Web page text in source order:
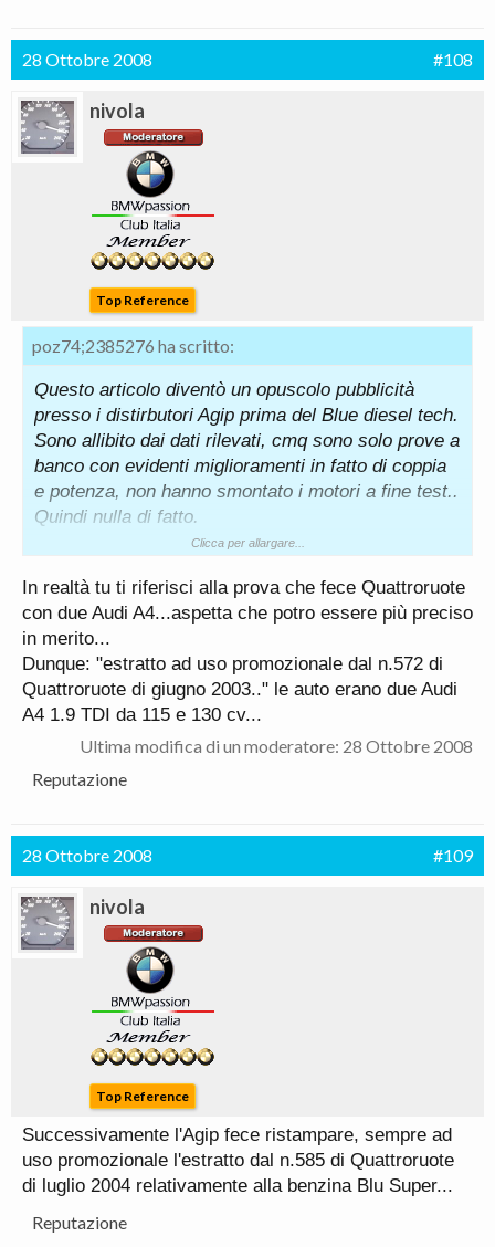
28 Ottobre 2008 #108
nivola
Top Reference
poz74;2385276 ha scritto:
Questo articolo diventò un opuscolo pubblicità
presso i distirbutori Agip prima del Blue diesel tech.
Sono allibito dai dati rilevati, cmq sono solo prove a
banco con evidenti miglioramenti in fatto di coppia
e potenza, non hanno smontato i motori a fine test..
Quindi nulla di fatto.
Chettelodicoaffà??? In Inglese "Forget about it"
Più bello .
Clicca per allargare...
In realtà tu ti riferisci alla prova che fece Quattroruote
con due Audi A4...aspetta che potro essere più preciso
in merito...
Dunque: "estratto ad uso promozionale dal n.572 di
Quattroruote di giugno 2003.." le auto erano due Audi
A4 1.9 TDI da 115 e 130 cv...
Ultima modifica di un moderatore: 28 Ottobre 2008
Reputazione
28 Ottobre 2008 #109
nivola
Top Reference
Successivamente l'Agip fece ristampare, sempre ad
uso promozionale l'estratto dal n.585 di Quattroruote
di luglio 2004 relativamente alla benzina Blu Super...
Reputazione